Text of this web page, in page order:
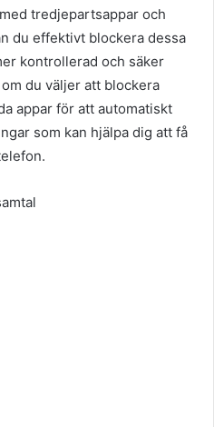
tredjepartsappar och
du effektivt blockera dessa
kontrollerad och säker
du väljer att blockera
appar för att automatiskt
som kan hjälpa dig att få